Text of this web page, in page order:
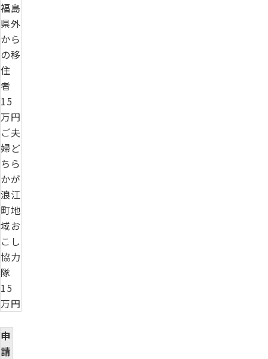
福島
県外
から
の移
住
者
15
万円
ご夫
婦ど
ちら
かが
浪江
町地
域お
こし
協力
隊
15
万円
申
請